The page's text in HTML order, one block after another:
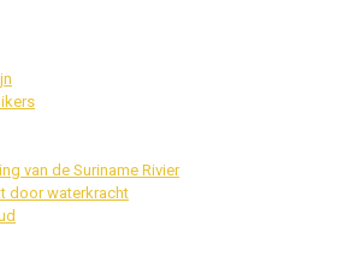
van de Suriname Rivier
door waterkracht